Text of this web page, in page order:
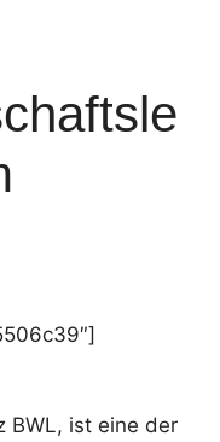
BWL, ist eine der